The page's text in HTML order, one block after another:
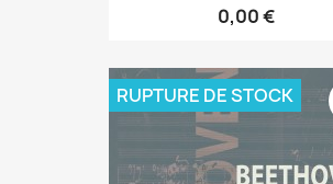
0,00 €
RUPTURE DE STOCK